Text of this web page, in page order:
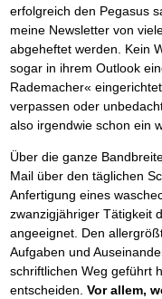
erfolgreich den Pegasus
meine Newsletter von
abgeheftet werden. Kein
sogar in ihrem Outlook
Rademacher«
verpassen oder
also irgendwie schon ein
Über die ganze
Mail über den täglichen
Anfertigung eines
zwanzigjähriger Tätigkeit
angeeignet. Den
Aufgaben und
schriftlichen Weg geführt
entscheiden. Vor allem,